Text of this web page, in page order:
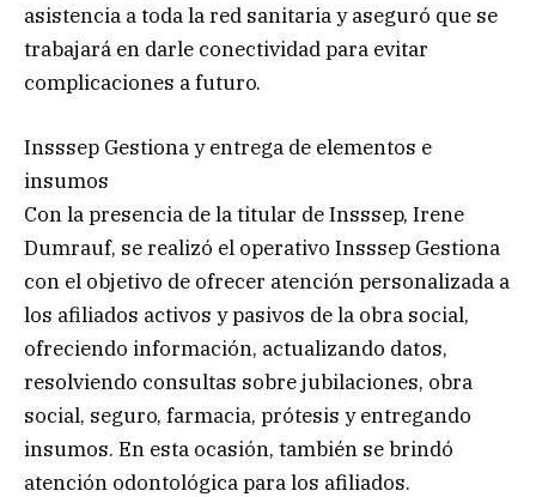
asistencia a toda la red sanitaria y aseguró que se
trabajará en darle conectividad para evitar
complicaciones a futuro.
Insssep Gestiona y entrega de elementos e
insumos
Con la presencia de la titular de Insssep, Irene
Dumrauf, se realizó el operativo Insssep Gestiona
con el objetivo de ofrecer atención personalizada a
los afiliados activos y pasivos de la obra social,
ofreciendo información, actualizando datos,
resolviendo consultas sobre jubilaciones, obra
social, seguro, farmacia, prótesis y entregando
insumos. En esta ocasión, también se brindó
atención odontológica para los afiliados.